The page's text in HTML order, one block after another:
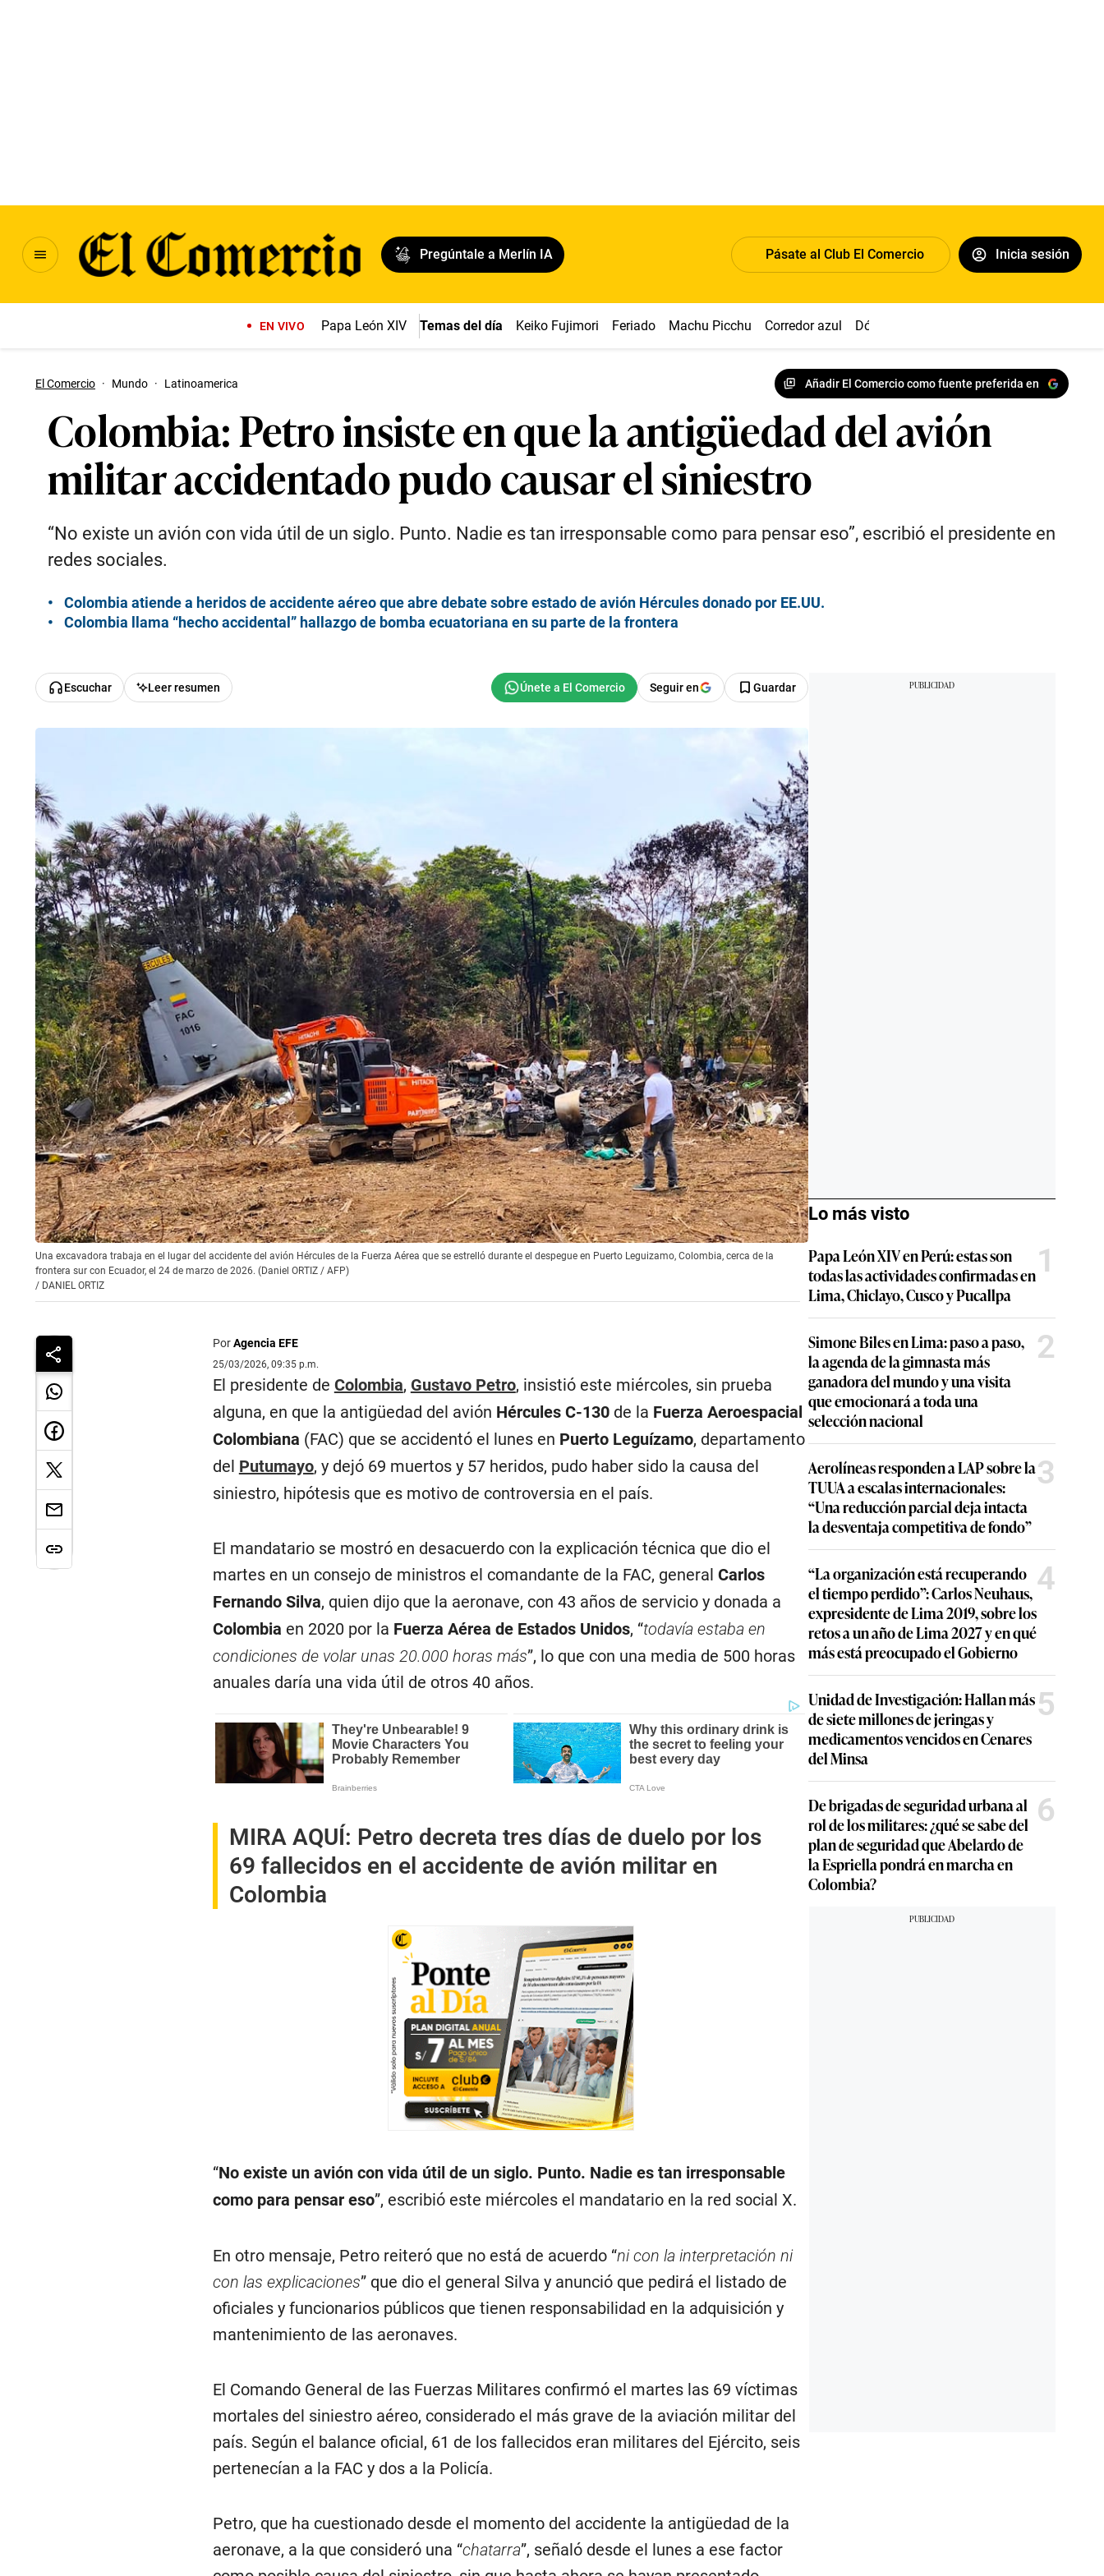
Pregúntale a Merlín IA Pásate al Club El Comercio Inicia sesión
EN VIVO Papa León XIV Temas del día Keiko Fujimori Feriado Machu Picchu Corredor azul Dólar
El Comercio · Mundo · Latinoamerica Añadir El Comercio como fuente preferida en
Colombia: Petro insiste en que la antigüedad del avión
militar accidentado pudo causar el siniestro
“No existe un avión con vida útil de un siglo. Punto. Nadie es tan irresponsable como para pensar eso”, escribió el presidente en
redes sociales.
Colombia atiende a heridos de accidente aéreo que abre debate sobre estado de avión Hércules donado por EE.UU.
Colombia llama “hecho accidental” hallazgo de bomba ecuatoriana en su parte de la frontera
Escuchar Leer resumen Seguir en Guardar
Una excavadora trabaja en el lugar del accidente del avión Hércules de la Fuerza Aérea que se estrelló durante el despegue en Puerto Leguizamo, Colombia, cerca de la
frontera sur con Ecuador, el 24 de marzo de 2026. (Daniel ORTIZ / AFP)
/ DANIEL ORTIZ
PorAgencia EFE
25/03/2026, 09:35 p.m.
El presidente de Colombia, Gustavo Petro, insistió este miércoles, sin prueba
alguna, en que la antigüedad del avión Hércules C-130de la Fuerza Aeroespacial
Colombiana (FAC) que se accidentó el lunes en Puerto Leguízamo, departamento
del Putumayo, y dejó 69 muertos y 57 heridos, pudo haber sido la causa del
siniestro, hipótesis que es motivo de controversia en el país.
El mandatario se mostró en desacuerdo con la explicación técnica que dio el
martes en un consejo de ministros el comandante de la FAC, general Carlos
Fernando Silva, quien dijo que la aeronave, con 43 años de servicio y donada a
Colombia en 2020 por la Fuerza Aérea de Estados Unidos, “todavía estaba en
condiciones de volar unas 20.000 horas más”, lo que con una media de 500 horas
anuales daría una vida útil de otros 40 años.
MIRA AQUÍ: Petro decreta tres días de duelo por los
69 fallecidos en el accidente de avión militar en
Colombia
“No existe un avión con vida útil de un siglo. Punto. Nadie es tan irresponsable
como para pensar eso”, escribió este miércoles el mandatario en la red social X.
En otro mensaje, Petro reiteró que no está de acuerdo “ni con la interpretación ni
con las explicaciones” que dio el general Silva y anunció que pedirá el listado de
oficiales y funcionarios públicos que tienen responsabilidad en la adquisición y
mantenimiento de las aeronaves.
El Comando General de las Fuerzas Militares confirmó el martes las 69 víctimas
mortales del siniestro aéreo, considerado el más grave de la aviación militar del
país. Según el balance oficial, 61 de los fallecidos eran militares del Ejército, seis
pertenecían a la FAC y dos a la Policía.
Petro, que ha cuestionado desde el momento del accidente la antigüedad de la
aeronave, a la que consideró una “chatarra”, señaló desde el lunes a ese factor
Lo más visto
Papa León XIV en Perú: estas son
todas las actividades confirmadas en
Lima, Chiclayo, Cusco y Pucallpa
1
Simone Biles en Lima: paso a paso,
la agenda de la gimnasta más
ganadora del mundo y una visita
que emocionará a toda una
selección nacional
2
Aerolíneas responden a LAP sobre la
TUUA a escalas internacionales:
“Una reducción parcial deja intacta
la desventaja competitiva de fondo”
3
“La organización está recuperando
el tiempo perdido”: Carlos Neuhaus,
expresidente de Lima 2019, sobre los
retos a un año de Lima 2027 y en qué
más está preocupado el Gobierno
4
Unidad de Investigación: Hallan más
de siete millones de jeringas y
medicamentos vencidos en Cenares
del Minsa
5
De brigadas de seguridad urbana al
rol de los militares: ¿qué se sabe del
plan de seguridad que Abelardo de
la Espriella pondrá en marcha en
Colombia?
6